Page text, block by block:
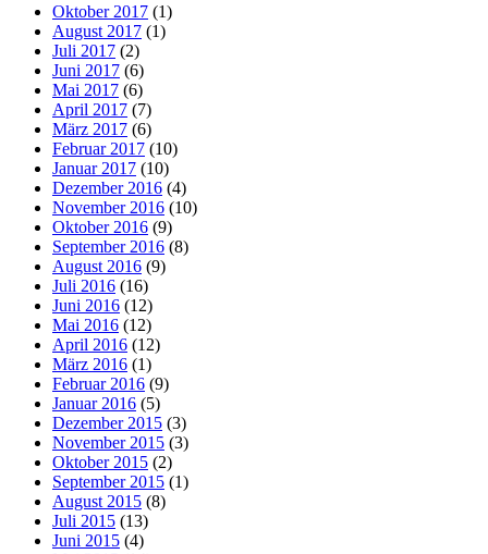
Oktober 2017 (1)
August 2017 (1)
Juli 2017 (2)
Juni 2017 (6)
Mai 2017 (6)
April 2017 (7)
März 2017 (6)
Februar 2017 (10)
Januar 2017 (10)
Dezember 2016 (4)
November 2016 (10)
Oktober 2016 (9)
September 2016 (8)
August 2016 (9)
Juli 2016 (16)
Juni 2016 (12)
Mai 2016 (12)
April 2016 (12)
März 2016 (1)
Februar 2016 (9)
Januar 2016 (5)
Dezember 2015 (3)
November 2015 (3)
Oktober 2015 (2)
September 2015 (1)
August 2015 (8)
Juli 2015 (13)
Juni 2015 (4)